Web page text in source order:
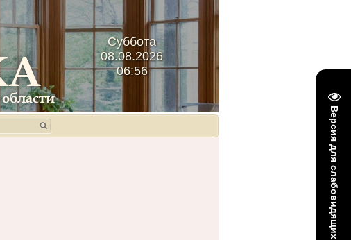
Версия для слабовидящих
Суббота
08.08.2026
06:56